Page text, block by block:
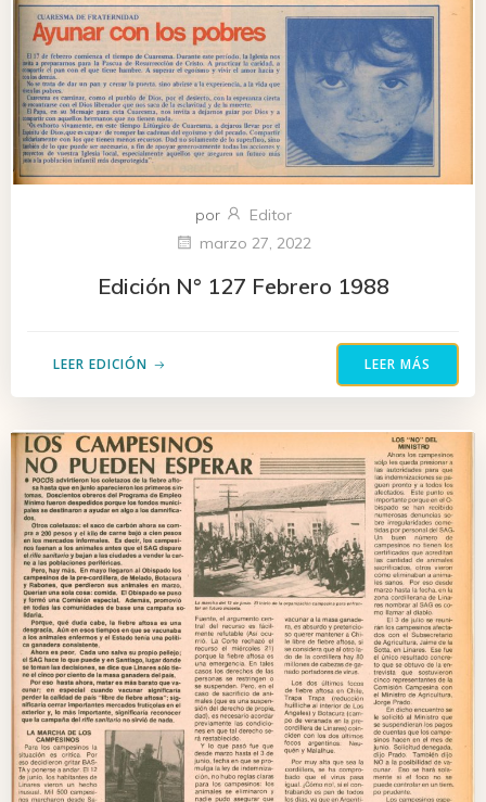
por
Editor
marzo 27, 2022
Edición N° 127 Febrero 1988
LEER EDICIÓN LEER MÁS